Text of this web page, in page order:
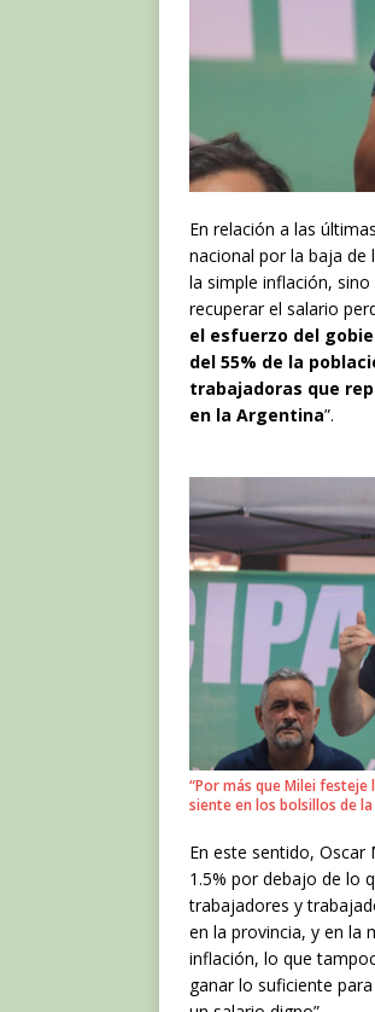
En relación a las
nacional por la baja de
la simple inflación,
recuperar el salario
el esfuerzo del
del 55% de la
trabajadoras que
en la Argentina”.
“Por más que Milei
siente en los bolsillos de
En este sentido, Oscar
1.5% por debajo de lo
trabajadores y
en la provincia, y en la
inflación, lo que
ganar lo suficiente